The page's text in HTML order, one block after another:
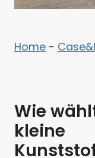
Home -
Wie
kleine